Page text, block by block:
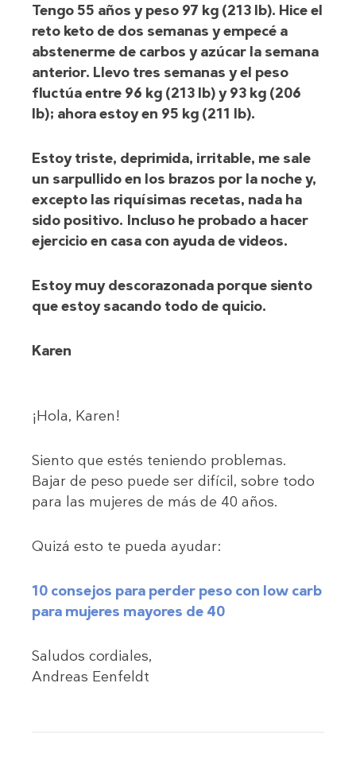
Tengo 55 años y peso 97 kg (213 lb). Hice el
reto keto de dos semanas y empecé a
abstenerme de carbos y azúcar la semana
anterior. Llevo tres semanas y el peso
fluctúa entre 96 kg (213 lb) y 93 kg (206
lb); ahora estoy en 95 kg (211 lb).
Estoy triste, deprimida, irritable, me sale
un sarpullido en los brazos por la noche y,
excepto las riquísimas recetas, nada ha
sido positivo. Incluso he probado a hacer
ejercicio en casa con ayuda de videos.
Estoy muy descorazonada porque siento
que estoy sacando todo de quicio.
Karen
¡Hola, Karen!
Siento que estés teniendo problemas.
Bajar de peso puede ser difícil, sobre todo
para las mujeres de más de 40 años.
Quizá esto te pueda ayudar:
10 consejos para perder peso con low carb
para mujeres mayores de 40
Saludos cordiales,
Andreas Eenfeldt